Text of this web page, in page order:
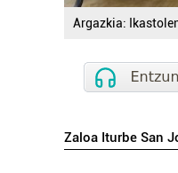
Argazkia:
Zaloa Iturbe San